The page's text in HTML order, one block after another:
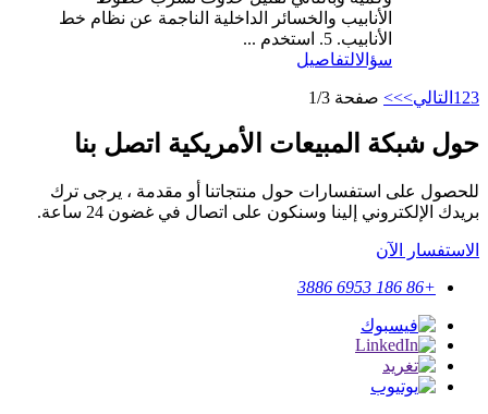
الأنابيب والخسائر الداخلية الناجمة عن نظام خط
الأنابيب. 5. استخدم ...
سؤالالتفاصيل
1 23 التالي>>> صفحة 1/3
حول شبكة المبيعات الأمريكية اتصل بنا
للحصول على استفسارات حول منتجاتنا أو مقدمة ، يرجى ترك
بريدك الإلكتروني إلينا وسنكون على اتصال في غضون 24 ساعة.
الاستفسار الآن
+86 186 6953 3886